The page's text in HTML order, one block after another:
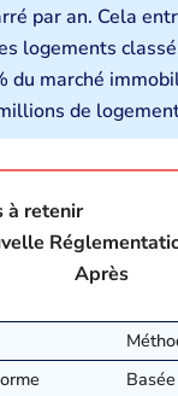
par an. Cela
logements
du marché
de
à retenir
Après